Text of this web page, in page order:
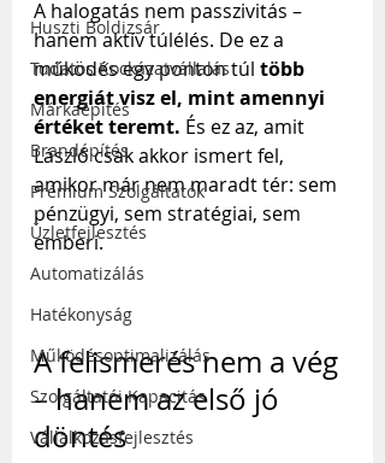
Huszti Boldizsár
Tudatos Kockázatvállalás
Márkaépítés
Brandépítés
Prémium Szolgáltatók
Üzletfejlesztés
Automatizálás
Hatékonyság
Működésoptimalizálás
Szolgáltatói Kapacitás
Vállalkozásfejlesztés
A halogatás nem passzivitás –
hanem aktív túlélés. De ez a
működés egy ponton túl több
energiát visz el, mint amennyi
értéket teremt. És ez az, amit
László csak akkor ismert fel,
amikor már nem maradt tér: sem
pénzügyi, sem stratégiai, sem
emberi.
A felismerés nem a vég
– hanem az első jó
döntés